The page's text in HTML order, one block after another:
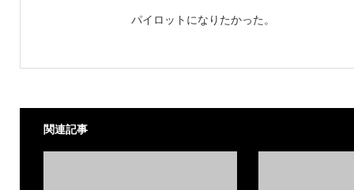
パイロットになりたかった。
関連記事